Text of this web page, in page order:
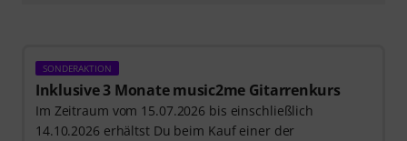
SONDERAKTION
Inklusive 3 Monate music2me Gitarrenkurs
Im Zeitraum vom 15.07.2026 bis einschließlich
14.10.2026 erhältst Du beim Kauf einer der